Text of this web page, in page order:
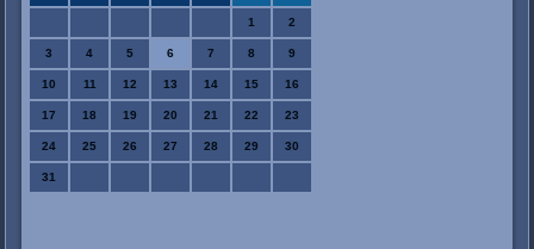
1 2
3 4 5 6 7 8 9
10 11 12 13 14 15 16
17 18 19 20 21 22 23
24 25 26 27 28 29 30
31